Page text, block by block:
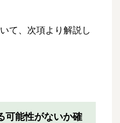
て、次項より解説し
能性がないか確